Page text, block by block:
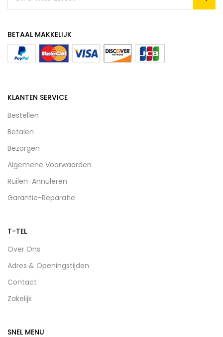
BETAAL MAKKELIJK
KLANTEN SERVICE
Bestellen
Betalen
Bezorgen
Algemene Voorwaarden
Ruilen-Annuleren
Garantie-Reparatie
T-TEL
Over Ons
Adres & Openingstijden
Contact
Zakelijk
SNEL MENU